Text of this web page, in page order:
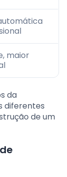
maior
da
diferentes
de um